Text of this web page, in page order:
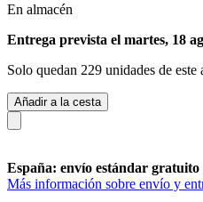
En almacén
Entrega prevista el martes, 18
Solo quedan 229 unidades de
Añadir a la cesta
España: envío estándar gratuito
Más información sobre envío y